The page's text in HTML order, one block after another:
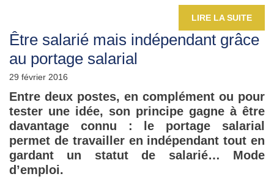
LIRE LA SUITE
Être salarié mais indépendant grâce
au portage salarial
29 février 2016
Entre deux postes, en complément ou pour
tester une idée, son principe gagne à être
davantage connu : le portage salarial
permet de travailler en indépendant tout en
gardant un statut de salarié… Mode
d’emploi.